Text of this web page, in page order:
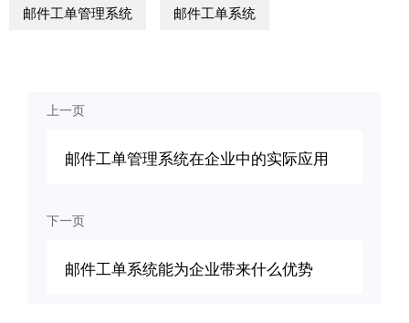
邮件工单管理系统 邮件工单系统
上一页
邮件工单管理系统在企业中的实际应用
下一页
邮件工单系统能为企业带来什么优势